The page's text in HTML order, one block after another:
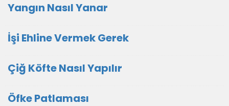
Yangın Nasıl Yanar
İşi Ehline Vermek Gerek
Çiğ Köfte Nasıl Yapılır
Öfke Patlaması